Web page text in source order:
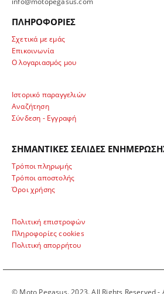
ΠΛΗΡΟΦΟΡΙΕΣ
Σχετικά με εμάς
Επικοινωνία
Ο λογαριασμός μου
Ιστορικό παραγγελιών
Αναζήτηση
Σύνδεση - Εγγραφή
ΣΗΜΑΝΤΙΚΕΣ ΣΕΛΙΔΕΣ
Τρόποι πληρωμής
Τρόποι αποστολής
Όροι χρήσης
Πολιτική επιστροφών
Πληροφορίες cookies
Πολιτική απορρήτου
© Moto Pegasus. 2023. All Rights Reserved -